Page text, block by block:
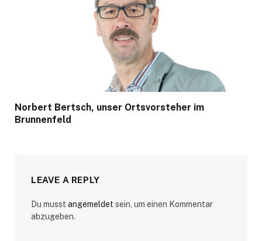
Norbert Bertsch, unser Ortsvorsteher im
Brunnenfeld
LEAVE A REPLY
Du musst angemeldet sein, um einen Kommentar
abzugeben.